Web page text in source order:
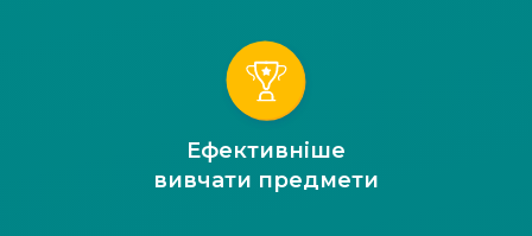
Ефективніше
вивчати предмети